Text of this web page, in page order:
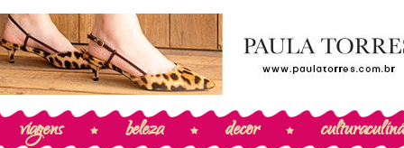
viagens beleza decor cultura